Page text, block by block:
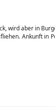
wird aber in
Ankunft in